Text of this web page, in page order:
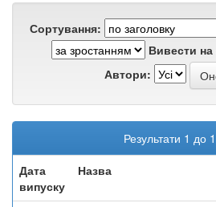
Сортування:
Вивести на
Автори:
Результати 1 до 1
Дата
випуску
Назва